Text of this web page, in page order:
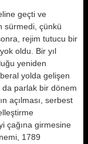
geçti ve
sürmedi, çünkü
rejim tutucu bir
oldu. Bir yıl
yeniden
yolda gelişen
da parlak bir dönem
açılması, serbest
çağına girmesine
1789